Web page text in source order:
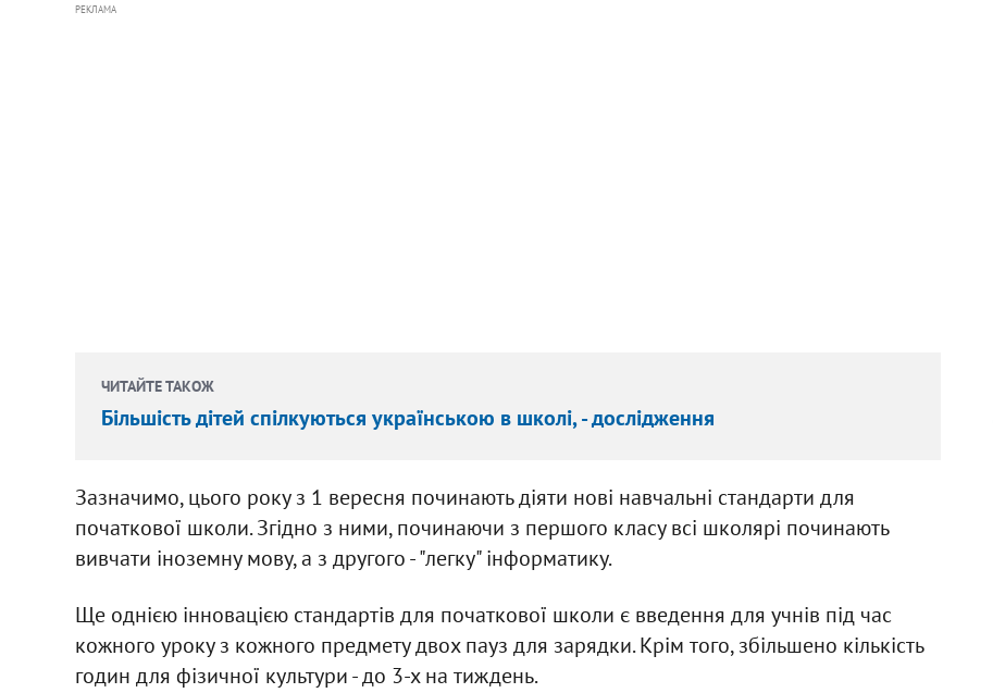
РЕКЛАМА
ЧИТАЙТЕ ТАКОЖ
Більшість дітей спілкуються українською в школі, - дослідження
Зазначимо, цього року з 1 вересня починають діяти нові навчальні стандарти для
початкової школи. Згідно з ними, починаючи з першого класу всі школярі починають
вивчати іноземну мову, а з другого - "легку" інформатику.
Ще однією інновацією стандартів для початкової школи є введення для учнів під час
кожного уроку з кожного предмету двох пауз для зарядки. Крім того, збільшено кількість
годин для фізичної культури - до 3-х на тиждень.